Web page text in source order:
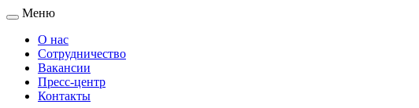
Меню
О нас
Сотрудничество
Вакансии
Пресс-центр
Контакты